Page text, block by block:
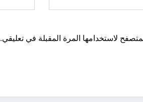
لاستخدامها المرة المقبلة في تعليقي.